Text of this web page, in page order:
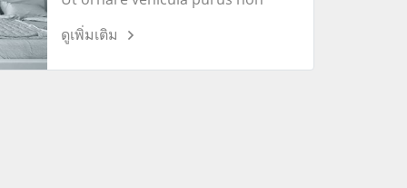
porttitor vitae augue vel,
Mauris bibendum elementum
ดูเพิ่มเติม